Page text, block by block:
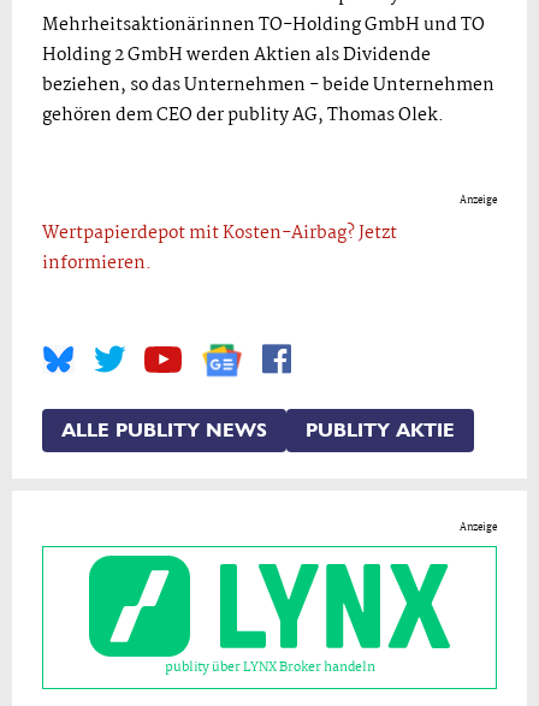
Mehrheitsaktionärinnen TO-Holding GmbH und TO
Holding 2 GmbH werden Aktien als Dividende
beziehen, so das Unternehmen - beide Unternehmen
gehören dem CEO der publity AG, Thomas Olek.
Anzeige
Wertpapierdepot mit Kosten-Airbag? Jetzt
informieren.
ALLE PUBLITY NEWS PUBLITY AKTIE
Anzeige
publity über LYNX Broker handeln